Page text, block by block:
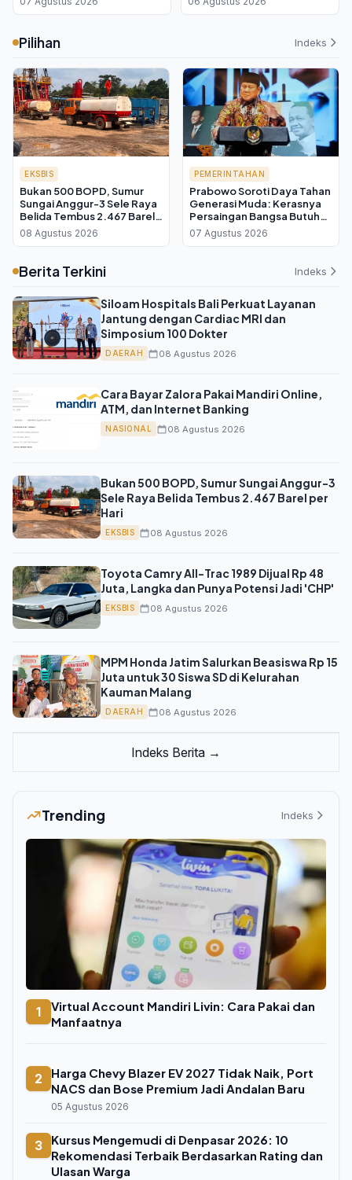
Bebas Plastik
Tabanan, Berikut Syarat
Pilihan Indeks
EKSBIS
Bukan 500 BOPD, Sumur
Sungai Anggur-3 Sele Raya
Belida Tembus 2.467 Barel
per Hari
08 Agustus 2026
PEMERINTAHAN
Prabowo Soroti Daya Tahan
Generasi Muda: Kerasnya
Persaingan Bangsa Butuh
Pemimpin yang Teruji
07 Agustus 2026
Berita Terkini Indeks
Siloam Hospitals Bali Perkuat Layanan
Jantung dengan Cardiac MRI dan
Simposium 100 Dokter
DAERAH 08 Agustus 2026
Cara Bayar Zalora Pakai Mandiri Online,
ATM, dan Internet Banking
NASIONAL 08 Agustus 2026
Bukan 500 BOPD, Sumur Sungai Anggur-3
Sele Raya Belida Tembus 2.467 Barel per
Hari
EKSBIS 08 Agustus 2026
Toyota Camry All-Trac 1989 Dijual Rp 48
Juta, Langka dan Punya Potensi Jadi 'CHP'
EKSBIS 08 Agustus 2026
MPM Honda Jatim Salurkan Beasiswa Rp 15
Juta untuk 30 Siswa SD di Kelurahan
Kauman Malang
DAERAH 08 Agustus 2026
Indeks Berita →
Trending Indeks
1
Virtual Account Mandiri Livin: Cara Pakai dan
Manfaatnya
2
Harga Chevy Blazer EV 2027 Tidak Naik, Port
NACS dan Bose Premium Jadi Andalan Baru
05 Agustus 2026
3
Kursus Mengemudi di Denpasar 2026: 10
Rekomendasi Terbaik Berdasarkan Rating dan
Ulasan Warga